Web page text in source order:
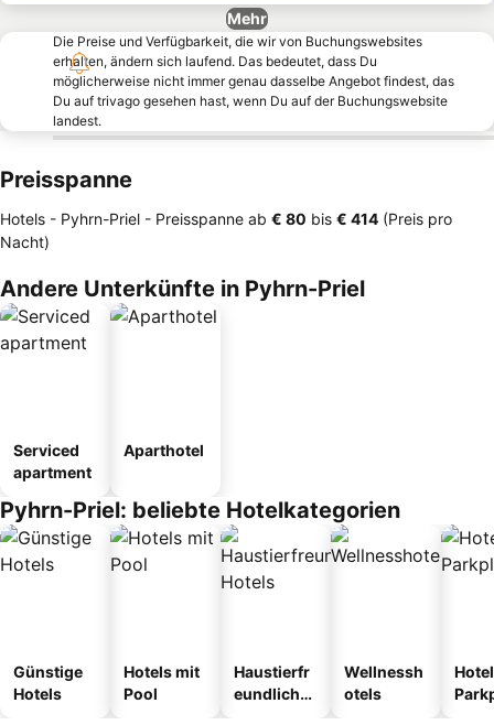
Mehr
Die Preise und Verfügbarkeit, die wir von Buchungswebsites
erhalten, ändern sich laufend. Das bedeutet, dass Du
möglicherweise nicht immer genau dasselbe Angebot findest, das
Du auf trivago gesehen hast, wenn Du auf der Buchungswebsite
landest.
Preisspanne
Hotels - Pyhrn-Priel - Preisspanne ab ‎€ 80 bis ‎€ 414 (Preis pro
Nacht)
Andere Unterkünfte in Pyhrn-Priel
Serviced
apartment
Aparthotel
Pyhrn-Priel: beliebte Hotelkategorien
Günstige
Hotels
Hotels mit
Pool
Haustierfr
eundliche
Wellnessh
otels